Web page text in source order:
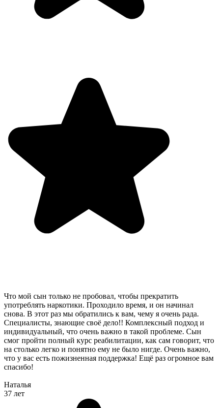
Что мой сын только не пробовал, чтобы прекратить
употреблять наркотики. Проходило время, и он начинал
снова. В этот раз мы обратились к вам, чему я очень рада.
Специалисты, знающие своё дело!! Комплексный подход и
индивидуальный, что очень важно в такой проблеме. Сын
смог пройти полный курс реабилитации, как сам говорит, что
на столько легко и понятно ему не было нигде. Очень важно,
что у вас есть пожизненная поддержка! Ещё раз огромное вам
спасибо!
Наталья
37 лет